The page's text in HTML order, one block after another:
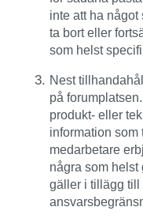
inte att ha något
ta bort eller
som helst
Nest
på
produkt- eller
information
medarbetare
några som helst
gäller i tillägg till